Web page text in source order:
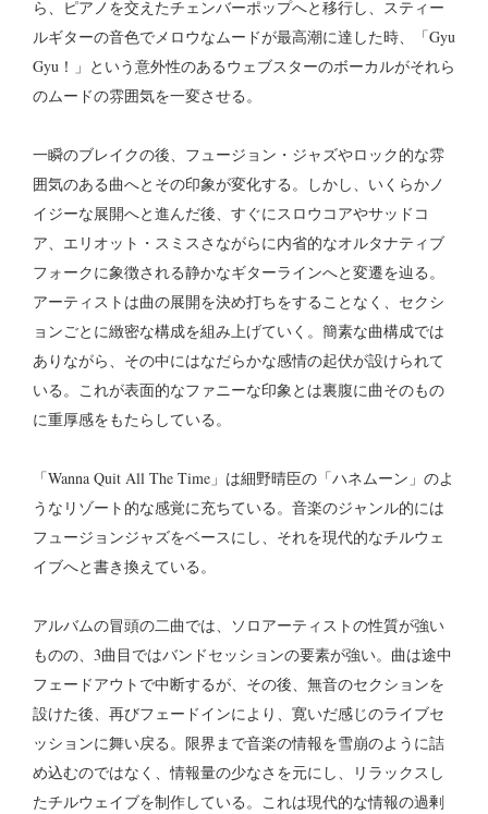
ら、ピアノを交えたチェンバーポップへと移行し、スティー
ルギターの音色でメロウなムードが最高潮に達した時、「Gyu
Gyu！」という意外性のあるウェブスターのボーカルがそれら
のムードの雰囲気を一変させる。
一瞬のブレイクの後、フュージョン・ジャズやロック的な雰
囲気のある曲へとその印象が変化する。しかし、いくらかノ
イジーな展開へと進んだ後、すぐにスロウコアやサッドコ
ア、エリオット・スミスさながらに内省的なオルタナティブ
フォークに象徴される静かなギターラインへと変遷を辿る。
アーティストは曲の展開を決め打ちをすることなく、セクシ
ョンごとに緻密な構成を組み上げていく。簡素な曲構成では
ありながら、その中にはなだらかな感情の起伏が設けられて
いる。これが表面的なファニーな印象とは裏腹に曲そのもの
に重厚感をもたらしている。
「Wanna Quit All The Time」は細野晴臣の「ハネムーン」のよ
うなリゾート的な感覚に充ちている。音楽のジャンル的には
フュージョンジャズをベースにし、それを現代的なチルウェ
イブへと書き換えている。
アルバムの冒頭の二曲では、ソロアーティストの性質が強い
ものの、3曲目ではバンドセッションの要素が強い。曲は途中
フェードアウトで中断するが、その後、無音のセクションを
設けた後、再びフェードインにより、寛いだ感じのライブセ
ッションに舞い戻る。限界まで音楽の情報を雪崩のように詰
め込むのではなく、情報量の少なさを元にし、リラックスし
たチルウェイブを制作している。これは現代的な情報の過剰